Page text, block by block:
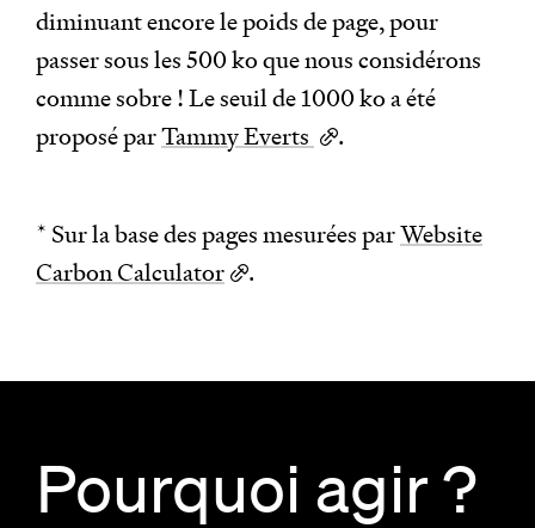
diminuant encore le poids de page, pour
passer sous les 500 ko que nous considérons
comme sobre ! Le seuil de 1000 ko a été
proposé parTammy Everts .
* Sur la base des pages mesurées parWebsite
Carbon Calculator
.
Pourquoi agir ?